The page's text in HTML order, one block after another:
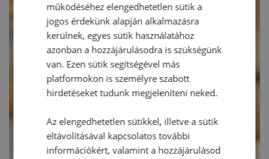
működéséhez elengedhetetlen sütik a
jogos érdekünk alapján alkalmazásra
kerülnek, egyes sütik használatához
azonban a hozzájárulásodra is szükségünk
van. Ezen sütik segítségével más
platformokon is személyre szabott
hirdetéseket tudunk megjeleníteni neked.
Az elengedhetetlen sütikkel, illetve a sütik
eltávolításával kapcsolatos további
információkért, valamint a hozzájárulásod